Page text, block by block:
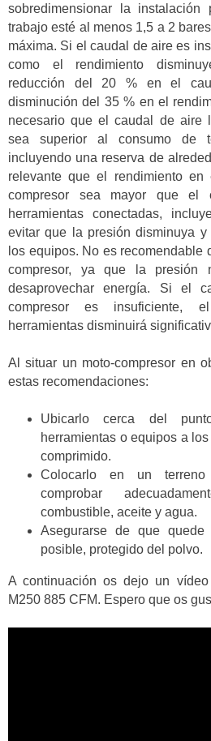
sobredimensionar la
trabajo esté al menos 1,5 a 2
máxima. Si el caudal de aire es
como el rendimiento
reducción del 20 % en el
disminución del 35 % en el
necesario que el caudal de aire
sea superior al consumo de
incluyendo una reserva de
relevante que el rendimiento
compresor sea mayor que el
herramientas conectadas,
evitar que la presión disminuya
los equipos. No es recomendable
compresor, ya que la presión
desaprovechar energía. Si el
compresor es insuficiente,
herramientas disminuirá
Al situar un moto-compresor en
estas recomendaciones:
Ubicarlo cerca del
herramientas o equipos a
comprimido.
Colocarlo en un
comprobar
combustible, aceite y agua.
Asegurarse de que
posible, protegido del polvo.
A continuación os dejo un
M250 885 CFM. Espero que os